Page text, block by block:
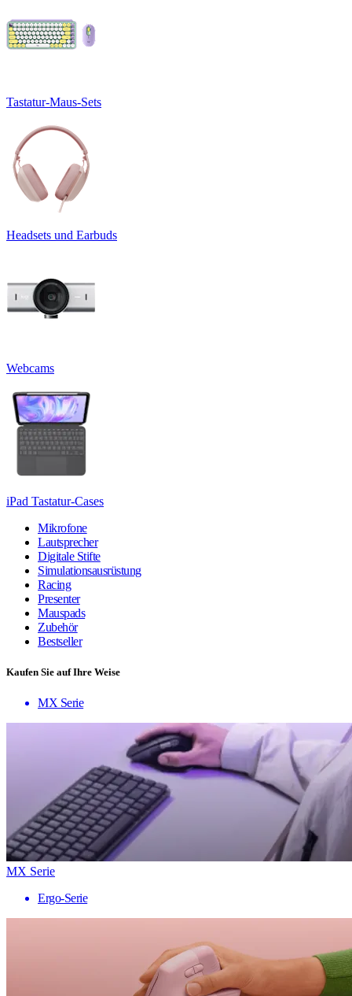
Tastatur-Maus-Sets
Headsets und Earbuds
Webcams
iPad Tastatur-Cases
Mikrofone
Lautsprecher
Digitale Stifte
Simulationsausrüstung
Racing
Presenter
Mauspads
Zubehör
Bestseller
Kaufen Sie auf Ihre Weise
MX Serie
MX Serie
Ergo-Serie